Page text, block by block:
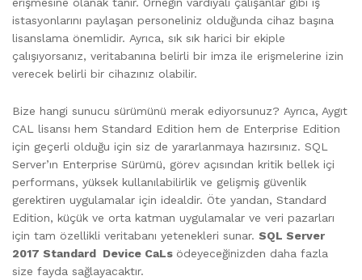
erişmesine olanak tanır. Örneğin vardiyalı çalışanlar gibi iş
istasyonlarını paylaşan personeliniz olduğunda cihaz başına
lisanslama önemlidir. Ayrıca, sık sık harici bir ekiple
çalışıyorsanız, veritabanına belirli bir imza ile erişmelerine izin
verecek belirli bir cihazınız olabilir.
Bize hangi sunucu sürümünü merak ediyorsunuz? Ayrıca, Aygıt
CAL lisansı hem Standard Edition hem de Enterprise Edition
için geçerli olduğu için siz de yararlanmaya hazırsınız. SQL
Server’ın Enterprise Sürümü, görev açısından kritik bellek içi
performans, yüksek kullanılabilirlik ve gelişmiş güvenlik
gerektiren uygulamalar için idealdir. Öte yandan, Standard
Edition, küçük ve orta katman uygulamalar ve veri pazarları
için tam özellikli veritabanı yetenekleri sunar. SQL Server
2017 Standard Device CaLs ödeyeceğinizden daha fazla
size fayda sağlayacaktır.